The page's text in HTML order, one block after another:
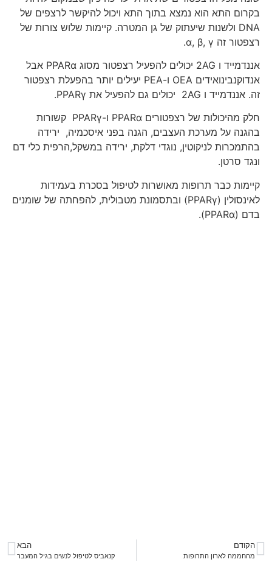
בקרום התא הוא נמצא בתוך התא ויכול להיקשר לרצפים של
DNA ולשנות שיעתוק של גן המטרה. קיימות שלוש צורות של
רצפטור זה α, β, γ.
אננדמייד ו 2AG יכולים להפעיל רצפטור מסוג PPARα אבל
אנדוקנבינואידים OEA ו-PEA יעילים יותר בהפעלת רצפטור
זה. אננדמייד ו 2AG יכולים גם להפעיל את PPARγ.
חלק מהיכולות של רצפטורים PPARα ו-PPARγ קשורות
בהגנה על מערכת העצבים, הגנה בפני איסכמיה, ירידה
בהתמכרות לניקוטין, נוגדי דלקת, ירידה במשקל,הרפית כלי דם
ונגד סרטן.
קיימות כבר תרופות מאושרות לטיפול בסכרת בעמידות
לאינסולין (PPARγ) ובתסמונת מטבולית, להפחתה של שומנים
בדם (PPARα).
הקודם
מהחממה לארון התרופות
הבא
קנאביס לטיפול לנשים בגיל המעבר